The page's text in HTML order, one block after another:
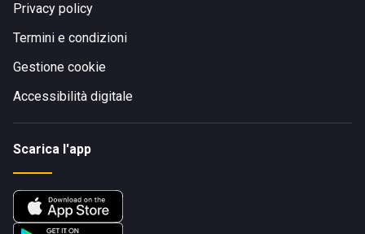
Privacy policy
Termini e condizioni
Gestione cookie
Accessibilità digitale
Scarica l'app